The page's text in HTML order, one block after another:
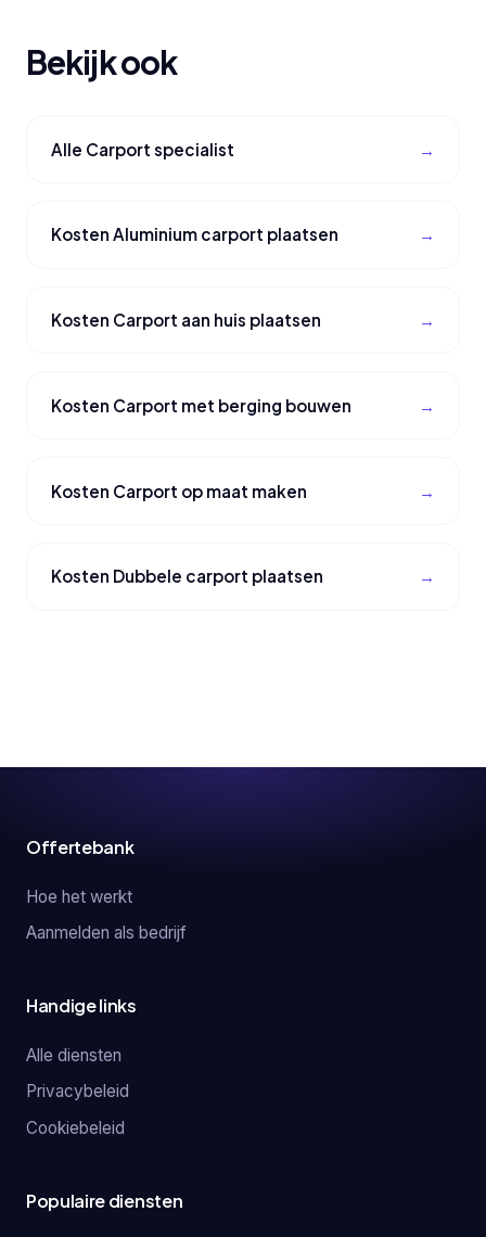
Bekijk ook
Alle Carport specialist
Kosten Aluminium carport plaatsen
Kosten Carport aan huis plaatsen
Kosten Carport met berging bouwen
Kosten Carport op maat maken
Kosten Dubbele carport plaatsen
Offertebank
Hoe het werkt
Aanmelden als bedrijf
Handige links
Alle diensten
Privacybeleid
Cookiebeleid
Populaire diensten